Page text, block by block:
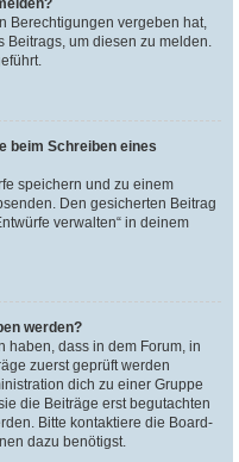
Berechtigungen vergeben hat,
Beitrags, um diesen zu melden.
beim Schreiben eines
speichern und zu einem
Den gesicherten Beitrag
verwalten“ in deinem
werden?
haben, dass in dem Forum, in
zuerst geprüft werden
dich zu einer Gruppe
die Beiträge erst begutachten
Bitte kontaktiere die Board-
dazu benötigst.